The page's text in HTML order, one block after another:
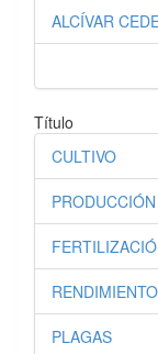
ALCÍVAR
Título
CULTIVO
PRODUCCIÓN
RENDIMIENTO
PLAGAS